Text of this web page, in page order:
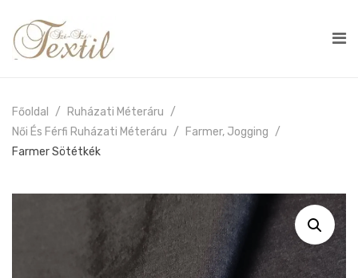
Főoldal
Ruházati Méteráru
Női És Férfi Ruházati Méteráru
Farmer, Jogging
Farmer Sötétkék